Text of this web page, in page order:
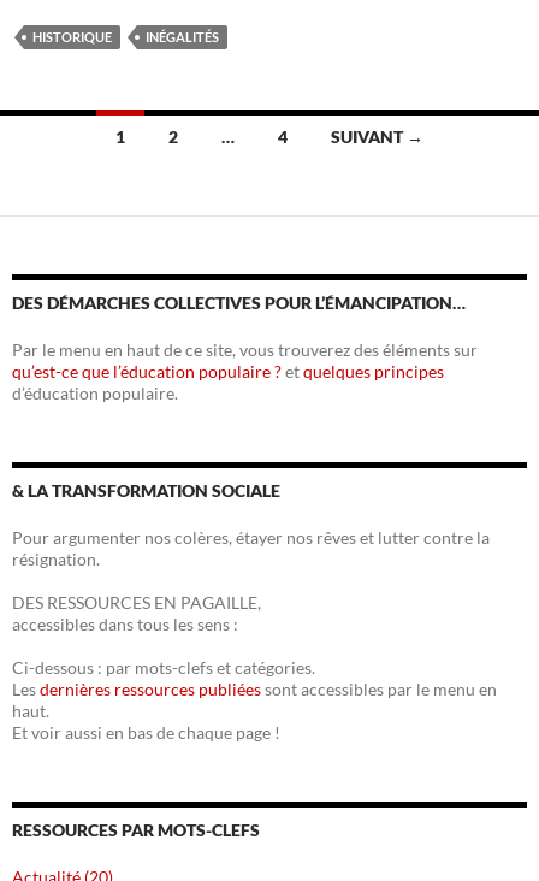
HISTORIQUE INÉGALITÉS
Navigation
articles
1 2 … 4 SUIVANT →
DES DÉMARCHES COLLECTIVES POUR L’ÉMANCIPATION…
Par le menu en haut de ce site, vous trouverez des éléments sur
qu’est-ce que l’éducation populaire ?etquelques principes
d’éducation populaire.
& LA TRANSFORMATION SOCIALE
Pour argumenter nos colères, étayer nos rêves et lutter contre la
résignation.
DES RESSOURCES EN PAGAILLE,
accessibles dans tous les sens :
Ci-dessous : par mots-clefs et catégories.
Lesdernières ressources publiéessont accessibles par le menu en
haut.
Et voir aussi en bas de chaque page !
RESSOURCES PAR MOTS-CLEFS